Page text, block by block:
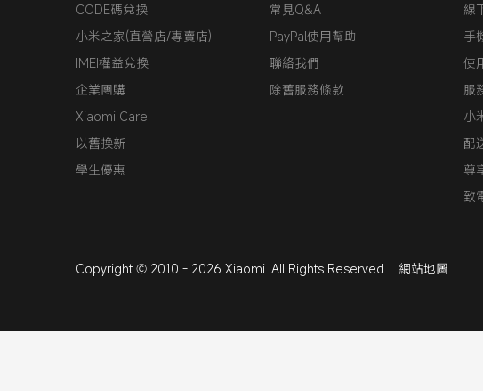
CODE碼兌換
小米之家(直營店/專賣店)
IMEI權益兌換
企業團購
Xiaomi Care
以舊換新
學生優惠
常見Q&A
PayPal使用幫助
聯絡我們
除舊服務條款
線
手
使
服
小
配
尊
致
Copyright © 2010 - 2026 Xiaomi. All Rights Reserved 網站地圖